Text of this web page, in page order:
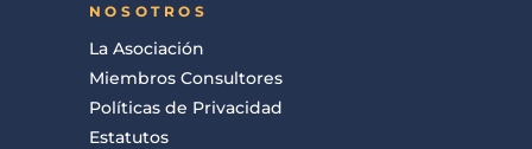
NOSOTROS
La Asociación
Miembros Consultores
Políticas de Privacidad
Estatutos